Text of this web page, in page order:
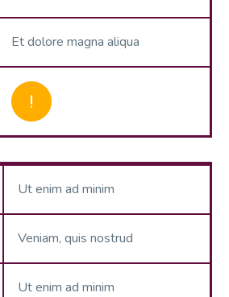
Et dolore magna aliqua
Ut enim ad minim
Veniam, quis nostrud
Ut enim ad minim